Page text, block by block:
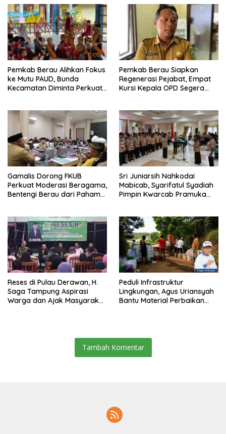
Pemkab Berau Alihkan Fokus
ke Mutu PAUD, Bunda
Kecamatan Diminta Perkuat
Pemkab Berau Siapkan
Regenerasi Pejabat, Empat
Kursi Kepala OPD Segera
Gamalis Dorong FKUB
Perkuat Moderasi Beragama,
Bentengi Berau dari Paham
Sri Juniarsih Nahkodai
Mabicab, Syarifatul Syadiah
Pimpin Kwarcab Pramuka
Reses di Pulau Derawan, H.
Saga Tampung Aspirasi
Warga dan Ajak Masyarakat
Peduli Infrastruktur
Lingkungan, Agus Uriansyah
Bantu Material Perbaikan
Tambah Komentar